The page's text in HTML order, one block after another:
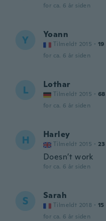
for ca. 6 år siden
Y Yoann
Tilmeldt 2015 · 19
for ca. 6 år siden
L Lothar
Tilmeldt 2015 · 68
for ca. 6 år siden
H Harley
Tilmeldt 2015 · 23
Doesn’t work
for ca. 6 år siden
S Sarah
Tilmeldt 2018 · 15
for ca. 6 år siden